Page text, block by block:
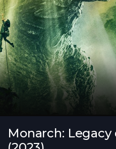
Monarch: